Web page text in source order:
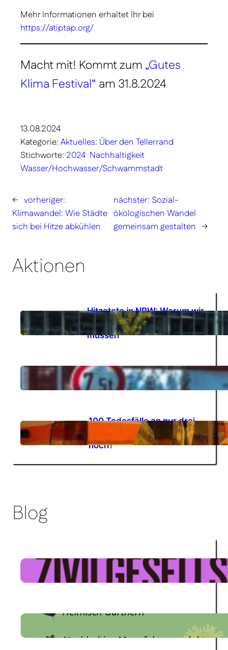
Mehr Informationen erhaltet Ihr bei
https://atiptap.org/
Macht mit! Kommt zum „Gutes
Klima Festival“ am 31.8.2024
13.08.2024
Kategorie: Aktuelles: Über den Tellerrand
Stichworte: 2024 Nachhaltigkeit
Wasser/Hochwasser/Schwammstadt
← vorheriger:
Klimawandel: Wie Städte
sich bei Hitze abkühlen
nächster: Sozial-
ökologischen Wandel
gemeinsam gestalten →
Aktionen
31.07.2026
Hitzetote in NRW: Warum wir
in Essen endlich
entschlossener handeln
müssen
27.07.2026GUTES KLIMA FESTIVAL
2026
08.07.2026
100 Todesfälle an nur drei
Tagen – wie viele
Warnsignale brauchen wir
noch?
Blog
Social Media-Welle der
Zivilgesellschaft
KLIMA.REGLER.Festival 2026